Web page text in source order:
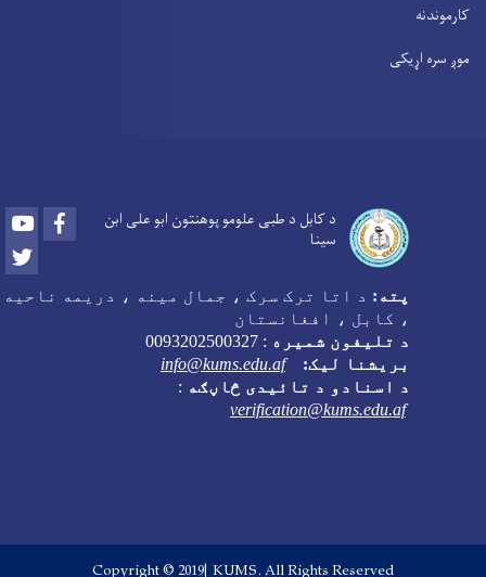
کارموندنه
موږ سره اړیکی
د کابل د طبی علومو پوهنتون ابو علی ابن
سینا
Youtube Facebook
پته: د اتا ترک سرک ، جمال مینه ، دریمه ناحیه
، کابل ، افغانستان
د تلیفون شمیره :
بریشنا لیک:
info@kums.edu.af
د اسنادو د تائیدی څاڼګه :
verification@kums.edu.af
Copyright © 2019| KUMS. All Rights Reserved